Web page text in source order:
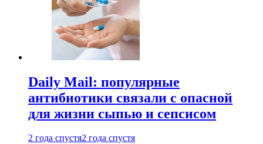
Daily Mail: популярные
антибиотики связали с опасной
для жизни сыпью и сепсисом
2 года спустя2 года спустя